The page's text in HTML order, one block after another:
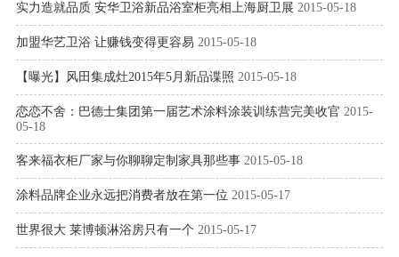
实力造就品质 安华卫浴新品浴室柜亮相上海厨卫展 2015-05-18
加盟华艺卫浴 让赚钱变得更容易 2015-05-18
【曝光】风田集成灶2015年5月新品谍照 2015-05-18
恋恋不舍：巴德士集团第一届艺术涂料涂装训练营完美收官 2015-
05-18
客来福衣柜厂家与你聊聊定制家具那些事 2015-05-18
涂料品牌企业永远把消费者放在第一位 2015-05-17
世界很大 莱博顿淋浴房只有一个 2015-05-17